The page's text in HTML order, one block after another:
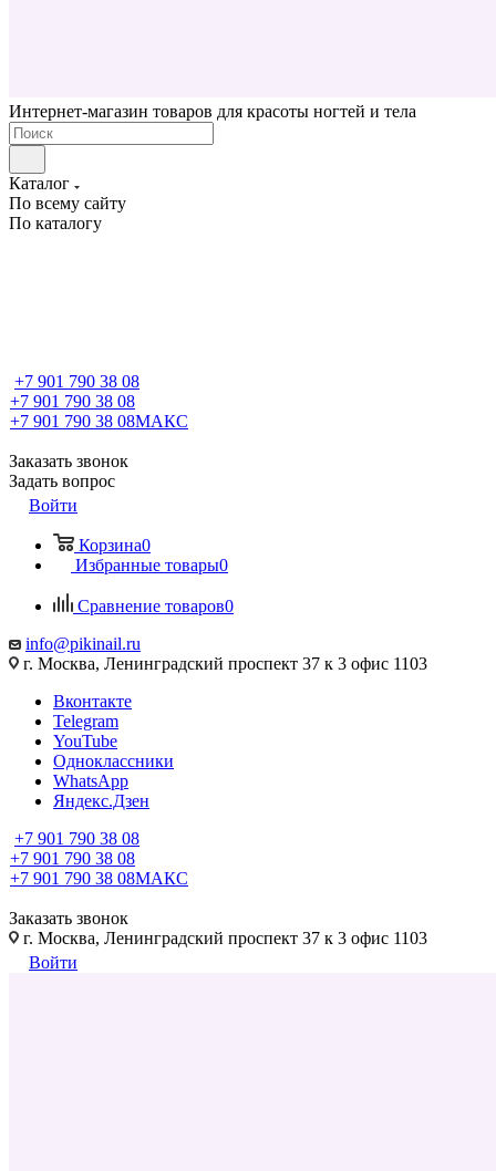
Интернет-магазин товаров для красоты ногтей и тела
Каталог
По всему сайту
По каталогу
+7 901 790 38 08
+7 901 790 38 08
+7 901 790 38 08МАКС
Заказать звонок
Задать вопрос
Войти
Корзина0
Избранные товары0
Сравнение товаров0
info@pikinail.ru
г. Москва, Ленинградский проспект 37 к 3 офис 1103
Вконтакте
Telegram
YouTube
Одноклассники
WhatsApp
Яндекс.Дзен
+7 901 790 38 08
+7 901 790 38 08
+7 901 790 38 08МАКС
Заказать звонок
г. Москва, Ленинградский проспект 37 к 3 офис 1103
Войти